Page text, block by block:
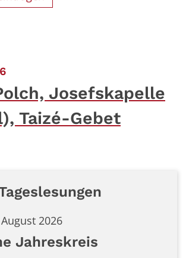
:
Josefskapelle
Taizé-Gebet
2026
Jahreskreis